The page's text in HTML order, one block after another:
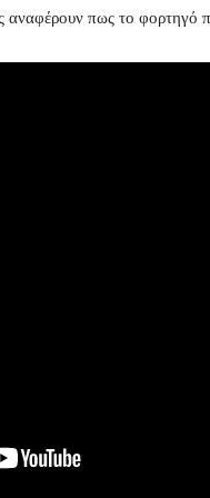
αναφέρουν πως το φορτηγό